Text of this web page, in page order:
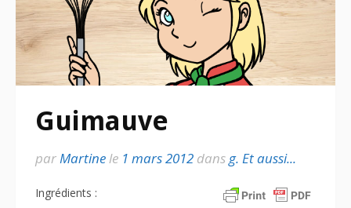
Guimauve
par Martine le 1 mars 2012 dans g. Et aussi...
Ingrédients :